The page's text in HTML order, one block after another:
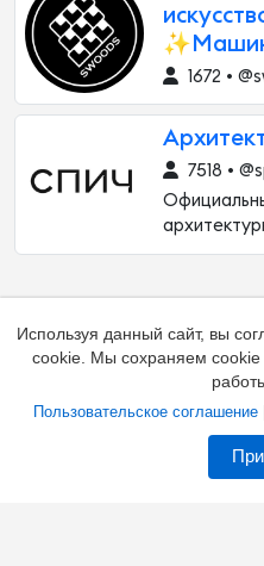
1672 •
7518 •
Используя данный сайт, вы
cookie. Мы сохраняем cookie
Пользовательское соглашение